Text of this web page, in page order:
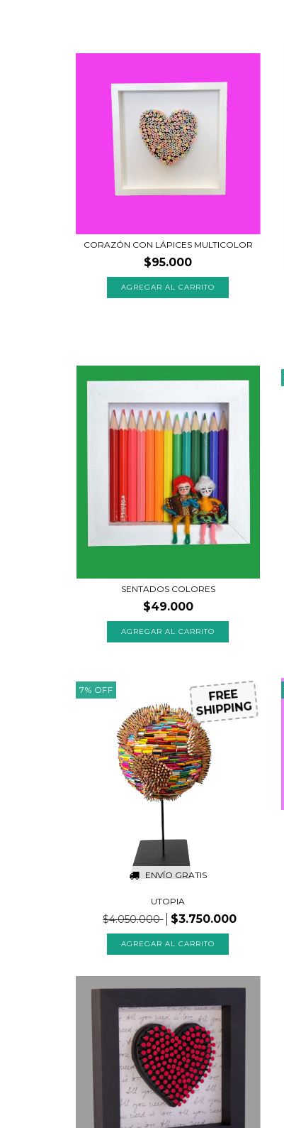
CORAZÓN CON LÁPICES MULTICOLOR
$95.000
SENTADOS COLORES
$49.000
AGREGAR AL CARRITO
7% OFF
ENVÍO GRATIS
FREE
SHIPPING
UTOPIA
$4.050.000 $3.750.000